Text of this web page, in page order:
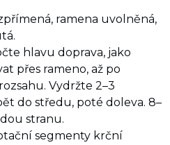
ramena uvolněná,
hlavu doprava, jako
přes rameno, až po
Vydržte 2–3
do středu, poté doleva. 8–
stranu.
segmenty krční